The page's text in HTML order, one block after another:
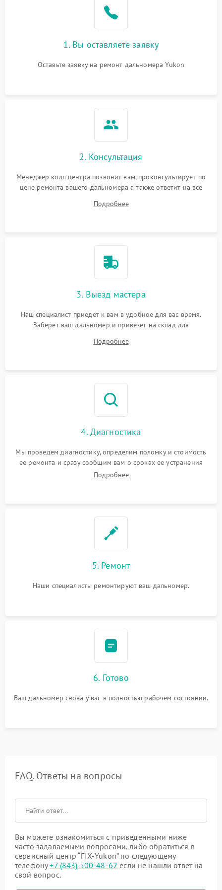
1. Вы оставляете заявку
Оставьте заявку на ремонт дальномера Yukon
2. Консультация
Менеджер колл центра позвонит вам, проконсультирует по
цене ремонта вашего дальномера а также ответит на все
Подробнее
3. Выезд мастера
Наш специалист приедет к вам в удобное для вас время.
Заберет ваш дальномер и привезет на склад для
Подробнее
4. Диагностика
Мы проведем диагностику, определим поломку и стоимость
ее ремонта и сразу сообщим вам о сроках ее устранения
Подробнее
5. Ремонт
Наши специалисты ремонтируют ваш дальномер.
6. Готово
Ваш дальномер снова у вас в полностью рабочем состоянии.
FAQ. Ответы на вопросы
Вы можете ознакомиться с приведенными ниже
часто задаваемыми вопросами, либо обратиться в
сервисный центр “FIX-Yukon” по следующему
телефону+7 (843) 500-48-62 если не нашли ответ на
свой вопрос.